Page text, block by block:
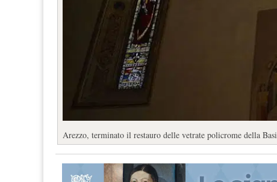
Arezzo, terminato il restauro delle vetrate policrome della